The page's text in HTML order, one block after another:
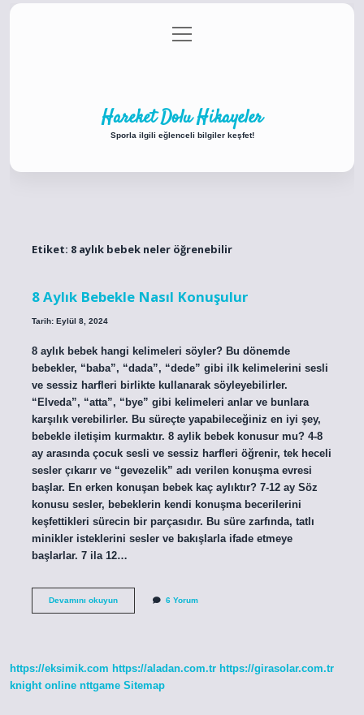
Gizlilik Politikası
menüyü
aç
Hareket Dolu Hikayeler
Sporla ilgili eğlenceli bilgiler keşfet!
Etiket: 8 aylık bebek neler öğrenebilir
8 Aylık Bebekle Nasıl Konuşulur
Tarih: Eylül 8, 2024
8 aylık bebek hangi kelimeleri söyler? Bu dönemde
bebekler, “baba”, “dada”, “dede” gibi ilk kelimelerini sesli
ve sessiz harfleri birlikte kullanarak söyleyebilirler.
“Elveda”, “atta”, “bye” gibi kelimeleri anlar ve bunlara
karşılık verebilirler. Bu süreçte yapabileceğiniz en iyi şey,
bebekle iletişim kurmaktır. 8 aylik bebek konusur mu? 4-8
ay arasında çocuk sesli ve sessiz harfleri öğrenir, tek heceli
sesler çıkarır ve “gevezelik” adı verilen konuşma evresi
başlar. En erken konuşan bebek kaç aylıktır? 7-12 ay Söz
konusu sesler, bebeklerin kendi konuşma becerilerini
keşfettikleri sürecin bir parçasıdır. Bu süre zarfında, tatlı
minikler isteklerini sesler ve bakışlarla ifade etmeye
başlarlar. 7 ila 12…
Devamını okuyun8
6 Yorum
https://eksimik.com https://aladan.com.tr https://girasolar.com.tr
knight online nttgame Sitemap